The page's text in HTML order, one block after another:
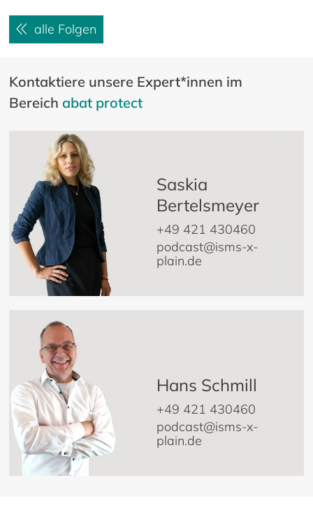
alle Folgen
Kontaktiere unsere Expert*innen im
Bereich abat protect
Saskia
Bertelsmeyer
+49 421 430460
podcast@isms-x-
plain.de
Hans Schmill
+49 421 430460
podcast@isms-x-
plain.de